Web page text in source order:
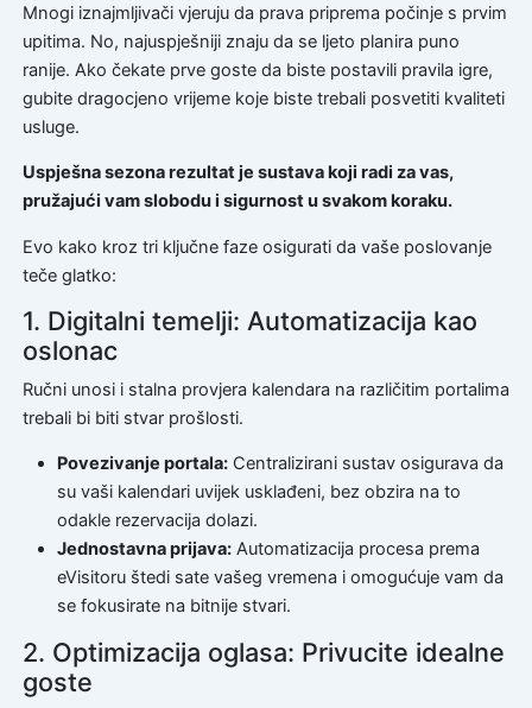
Mnogi iznajmljivači vjeruju da prava priprema počinje s prvim
upitima. No, najuspješniji znaju da se ljeto planira puno
ranije. Ako čekate prve goste da biste postavili pravila igre,
gubite dragocjeno vrijeme koje biste trebali posvetiti kvaliteti
usluge.
Uspješna sezona rezultat je sustava koji radi za vas,
pružajući vam slobodu i sigurnost u svakom koraku.
Evo kako kroz tri ključne faze osigurati da vaše poslovanje
teče glatko:
1. Digitalni temelji: Automatizacija kao
oslonac
Ručni unosi i stalna provjera kalendara na različitim portalima
trebali bi biti stvar prošlosti.
Povezivanje portala:Centralizirani sustav osigurava da
su vaši kalendari uvijek usklađeni, bez obzira na to
odakle rezervacija dolazi.
Jednostavna prijava:Automatizacija procesa prema
eVisitoru štedi sate vašeg vremena i omogućuje vam da
se fokusirate na bitnije stvari.
2. Optimizacija oglasa: Privucite idealne
goste